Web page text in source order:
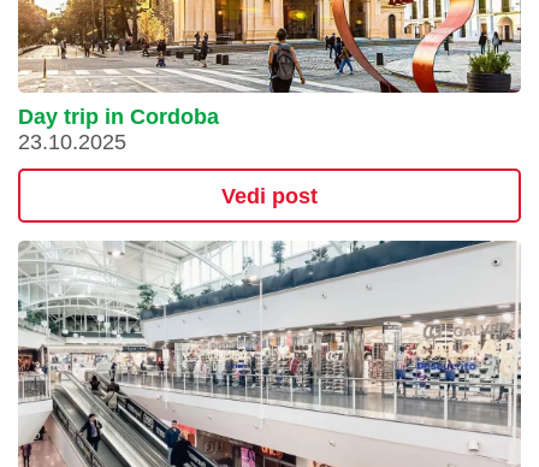
Day trip in Cordoba
23.10.2025
Vedi post